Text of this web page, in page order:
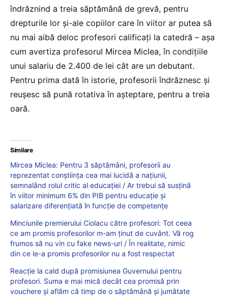
îndrăznind a treia săptămână de grevă, pentru
drepturile lor și-ale copiilor care în viitor ar putea să
nu mai aibă deloc profesori calificați la catedră – așa
cum avertiza profesorul Mircea Miclea, în condițiile
unui salariu de 2.400 de lei cât are un debutant.
Pentru prima dată în istorie, profesorii îndrăznesc și
reușesc să pună rotativa în așteptare, pentru a treia
oară.
Similare
Mircea Miclea: Pentru 3 săptămâni, profesorii au
reprezentat conștiința cea mai lucidă a națiunii,
semnalând rolul critic al educației / Ar trebui să susțină
în viitor minimum 6% din PIB pentru educație și
salarizare diferențiată în funcție de competențe
Minciunile premierului Ciolacu către profesori: Tot ceea
ce am promis profesorilor m-am ținut de cuvânt. Vă rog
frumos să nu vin cu fake news-uri / În realitate, nimic
din ce le-a promis profesorilor nu a fost respectat
Reacție la cald după promisiunea Guvernului pentru
profesori. Suma e mai mică decât cea promisă prin
vouchere și aflăm că timp de o săptămână și jumătate